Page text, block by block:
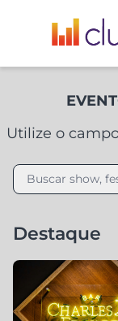
Utilize o
Buscar show,
Destaque